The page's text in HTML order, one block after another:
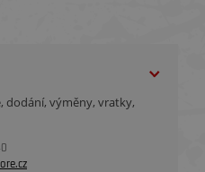
dodání, výměny, vratky,